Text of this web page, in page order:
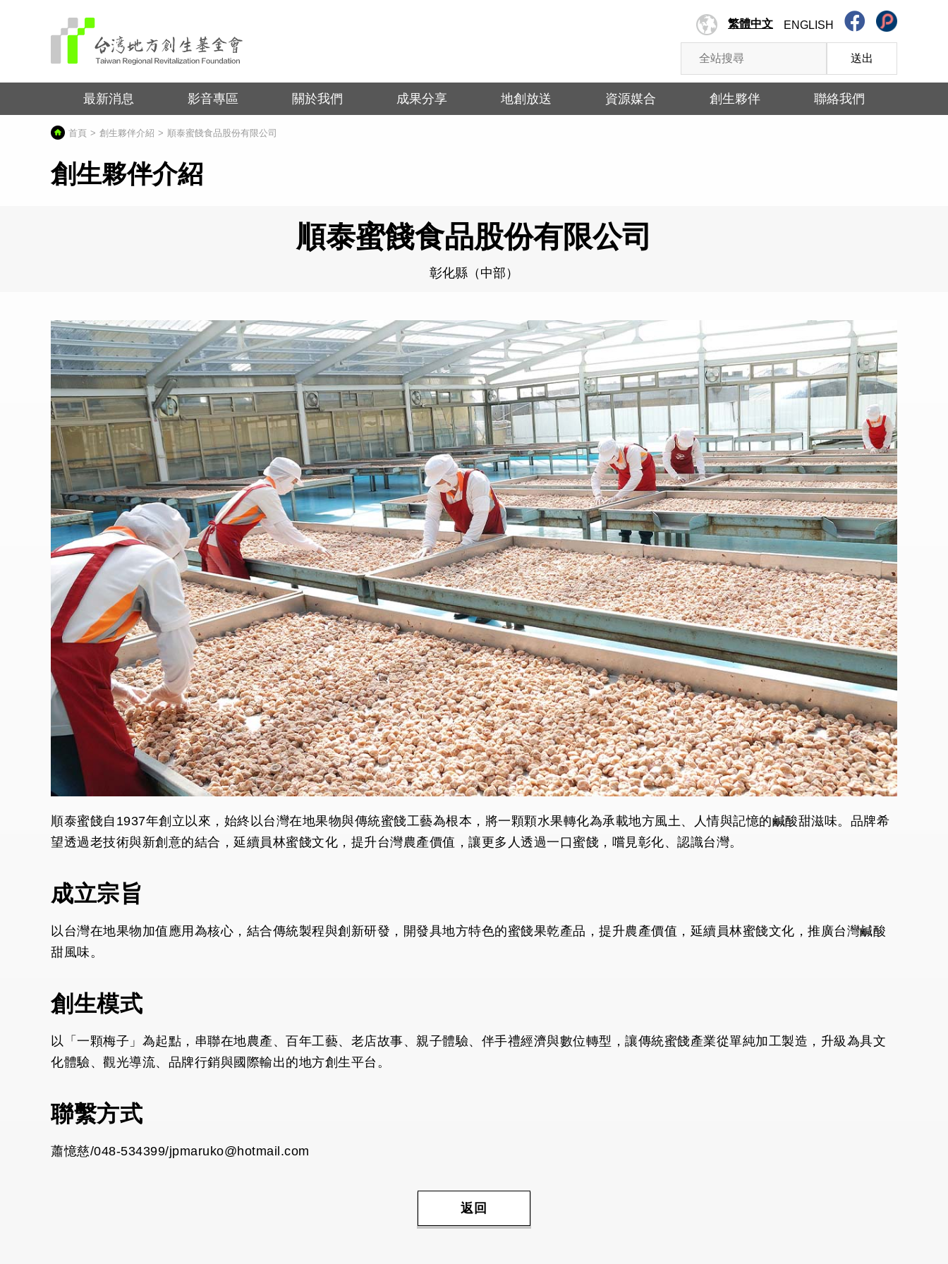
繁體中文 ENGLISH
送出
最新消息 影音專區 關於我們 成果分享 地創放送 資源媒合 創生夥伴 聯絡我們
首頁 創生夥伴介紹 順泰蜜餞食品股份有限公司
創生夥伴介紹
順泰蜜餞食品股份有限公司
彰化縣（中部）
順泰蜜餞自1937年創立以來，始終以台灣在地果物與傳統蜜餞工藝為根本，將一顆顆水果轉化為承載地方風土、人情與記憶的鹹酸甜滋味。品牌希
望透過老技術與新創意的結合，延續員林蜜餞文化，提升台灣農產價值，讓更多人透過一口蜜餞，嚐見彰化、認識台灣。
成立宗旨
以台灣在地果物加值應用為核心，結合傳統製程與創新研發，開發具地方特色的蜜餞果乾產品，提升農產價值，延續員林蜜餞文化，推廣台灣鹹酸
甜風味。
創生模式
以「一顆梅子」為起點，串聯在地農產、百年工藝、老店故事、親子體驗、伴手禮經濟與數位轉型，讓傳統蜜餞產業從單純加工製造，升級為具文
化體驗、觀光導流、品牌行銷與國際輸出的地方創生平台。
聯繫方式
蕭憶慈/048-534399/jpmaruko@hotmail.com
返回